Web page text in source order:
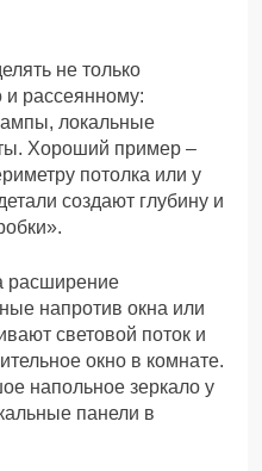
не только
рассеянному:
локальные
Хороший пример –
потолка или у
создают глубину и
расширение
напротив окна или
световой поток и
окно в комнате.
напольное зеркало у
панели в